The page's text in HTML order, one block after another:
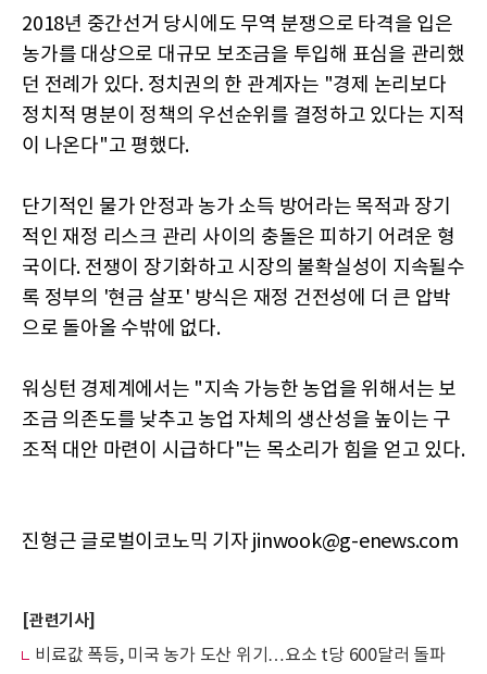
2018년 중간선거 당시에도 무역 분쟁으로 타격을 입은
농가를 대상으로 대규모 보조금을 투입해 표심을 관리했
던 전례가 있다. 정치권의 한 관계자는 "경제 논리보다
정치적 명분이 정책의 우선순위를 결정하고 있다는 지적
이 나온다"고 평했다.
단기적인 물가 안정과 농가 소득 방어라는 목적과 장기
적인 재정 리스크 관리 사이의 충돌은 피하기 어려운 형
국이다. 전쟁이 장기화하고 시장의 불확실성이 지속될수
록 정부의 '현금 살포' 방식은 재정 건전성에 더 큰 압박
으로 돌아올 수밖에 없다.
워싱턴 경제계에서는 "지속 가능한 농업을 위해서는 보
조금 의존도를 낮추고 농업 자체의 생산성을 높이는 구
조적 대안 마련이 시급하다"는 목소리가 힘을 얻고 있다.
진형근 글로벌이코노믹 기자 jinwook@g-enews.com
[관련기사]
비료값 폭등, 미국 농가 도산 위기…요소 t당 600달러 돌파